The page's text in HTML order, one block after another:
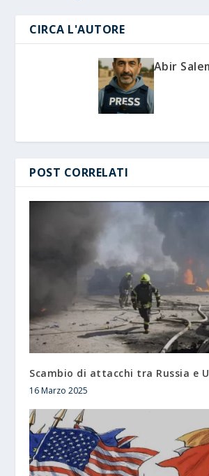
CIRCA L'AUTORE
Abir
POST CORRELATI
Scambio di attacchi tra Russia e
16 Marzo 2025